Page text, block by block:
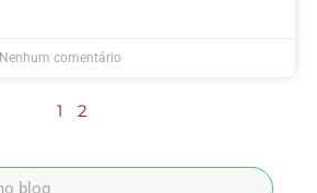
Nenhum comentário
1 2